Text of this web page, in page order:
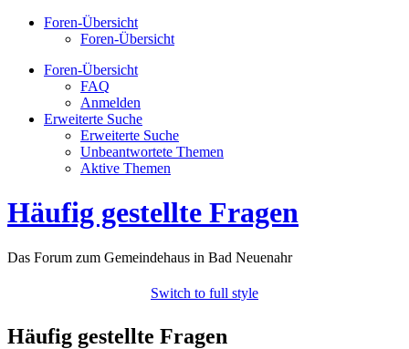
Foren-Übersicht
Foren-Übersicht
Foren-Übersicht
FAQ
Anmelden
Erweiterte Suche
Erweiterte Suche
Unbeantwortete Themen
Aktive Themen
Häufig gestellte Fragen
Das Forum zum Gemeindehaus in Bad Neuenahr
Switch to full style
Häufig gestellte Fragen